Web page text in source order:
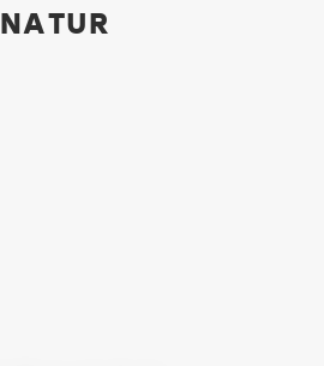
NATUR